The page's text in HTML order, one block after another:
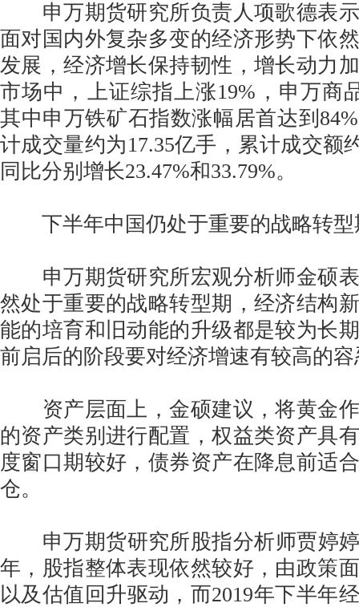
申万期货研究所负责人项歌德表示
面对国内外复杂多变的经济形势下依
发展，经济增长保持韧性，增长动力
市场中，上证综指上涨19%，申万商
其中申万铁矿石指数涨幅居首达到
计成交量约为17.35亿手，累计成交额
同比分别增长23.47%和33.79%。
下半年中国仍处于重要的战略转型
申万期货研究所宏观分析师金硕表
然处于重要的战略转型期，经济结构
能的培育和旧动能的升级都是较为长
前启后的阶段要对经济增速有较高的
资产层面上，金硕建议，将黄金作
的资产类别进行配置，权益类资产具
度窗口期较好，债券资产在降息前适
仓。
申万期货研究所股指分析师贾婷婷
年，股指整体表现依然较好，由政策
以及估值回升驱动，而2019年下半年